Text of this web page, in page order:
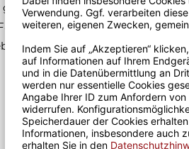
Einhörner - die perfekte
Weiße Tasse aus hochwertiger